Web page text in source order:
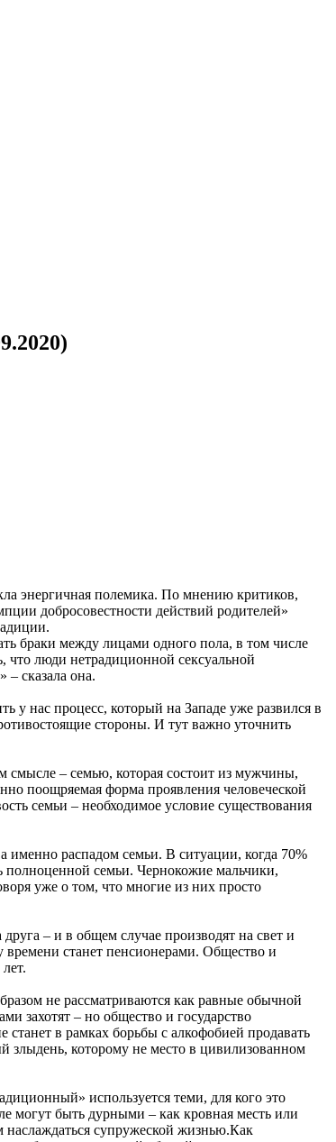
энергичная полемика. По мнению критиков,
добросовестности действий родителей»
браки между лицами одного пола, в том числе
что люди нетрадиционной сексуальной
– сказала она.
у нас процесс, который на Западе уже развился в
стороны. И тут важно уточнить
смысле – семью, которая состоит из мужчины,
поощряемая форма проявления человеческой
семьи – необходимое условие существования
именно распадом семьи. В ситуации, когда 70%
полноценной семьи. Чернокожие мальчики,
уже о том, что многие из них просто
– и в общем случае производят на свет и
времени станет пенсионерами. Общество и
не рассматриваются как равные обычной
захотят – но общество и государство
в рамках борьбы с алкофобией продавать
злыдень, которому не место в цивилизованном
используется теми, для кого это
могут быть дурными – как кровная месть или
наслаждаться супружеской жизнью.Как